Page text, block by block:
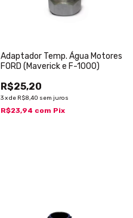
Adaptador Temp. Água Motores
FORD (Maverick e F-1000)
R$25,20
3xde R$8,40 sem juros
R$23,94 com Pix